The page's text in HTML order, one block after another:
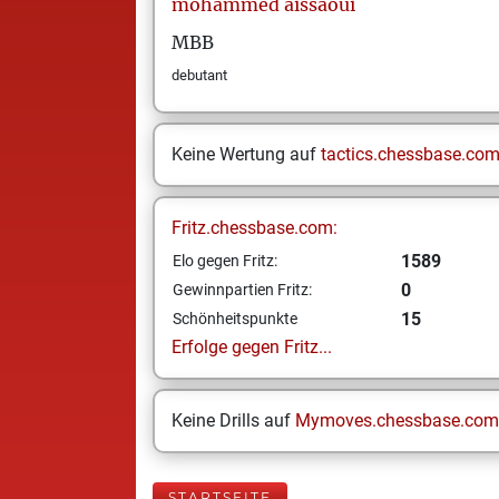
mohammed aissaoui
MBB
debutant
Keine Wertung auf tactics.chessbase.com
Fritz.chessbase.com:
Elo gegen Fritz: 1589
Gewinnpartien Fritz: 0
Schönheitspunkte
15
Erfolge gegen Fritz...
Keine Drills auf Mymoves.chessbase.com